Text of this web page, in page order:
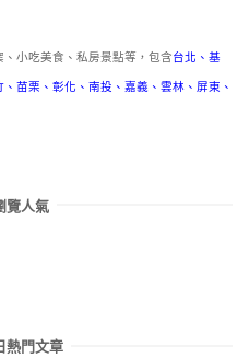
小吃美食、私房景點等，包含台北 、 基
、 苗栗 、 彰化 、 南投 、 嘉義 、 雲林 、 屏東 、
覽人氣
熱門文章